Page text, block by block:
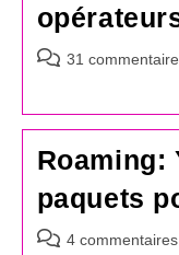
Commentaires
publication :
31
Roaming:
paquets
Commentaires
4 commentaires